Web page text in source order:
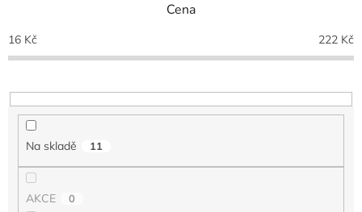
p
r
o
u
Cena
16 Kč 222 Kč
Na skladě 11
AKCE 0